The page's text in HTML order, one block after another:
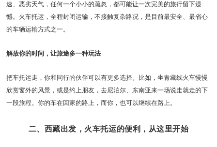
速、恶劣天气，任何一个小小的疏忽，都可能让一次完美的旅行留下遗
憾。火车托运，全程封闭运输，不接触复杂路况，是目前最安全、最省心
的车辆运输方式之一。
解放你的时间，让旅途多一种玩法
把车托运走，你和同行的伙伴可以有更多选择。比如，坐青藏线火车慢慢
欣赏窗外的风景，或是约上朋友，去尼泊尔、东南亚来一场说走就走的下
一段旅程。你的车在回家的路上，而你，也可以继续在路上。
二、西藏出发，火车托运的便利，从这里开始